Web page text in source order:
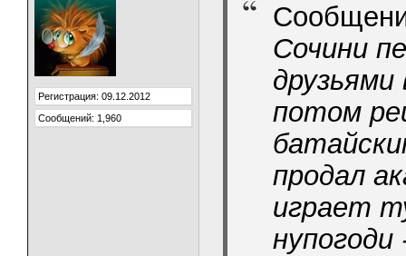
Регистрация: 09.12.2012
Сообщений: 1,960
Сочини
потом
продал
играет
нупогоди